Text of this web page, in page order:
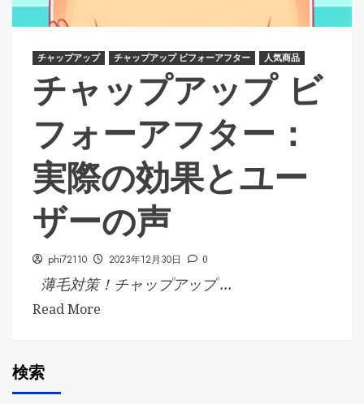
チャップアップ チャップアップ ビフォーアフター 人気商品
チャップアップ ビ
フォーアフター：
実際の効果とユー
ザーの声
phi72110 2023年12月30日 0
薄毛対策！チャップアップ ...
Read More
検索